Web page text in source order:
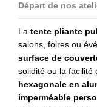
Départ de nos
La tente pliante
salons, foires ou
surface de
solidité ou la facilité
hexagonale en
imperméable